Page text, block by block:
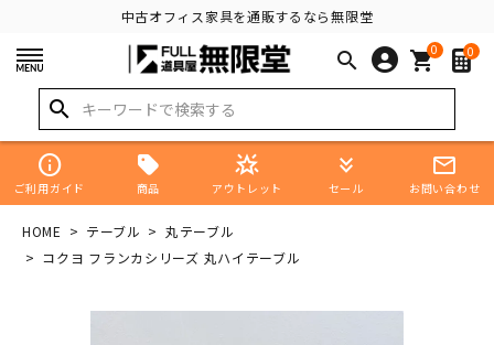
中古オフィス家具を通販するなら無限堂
search 0
shopping_cart 0
search
info
ご利用ガイド 商品
star_shine
アウトレット
keyboard_double_arrow_down
セール
mail_outline
お問い合わせ
HOME テーブル
丸テーブル
コクヨ フランカシリーズ 丸ハイテーブル